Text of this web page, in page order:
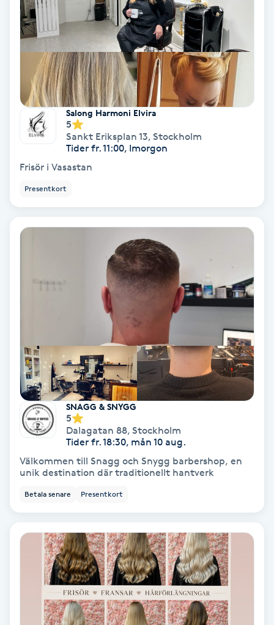
Färgning
Föning
Gel naglar
Gelenaglar
Gellack
Gravidmassage
Hatha Yoga
Headspa
Healing
Herrklippning
Hollywood Peel
Hot Stone Massage
Salong Harmoni Elvira
5
Sankt Eriksplan 13, Stockholm
Tider fr. 11:00, Imorgon
Frisör i Vasastan
Presentkort
SNAGG & SNYGG
5
Dalagatan 88, Stockholm
Tider fr. 18:30, mån 10 aug.
Välkommen till Snagg och Snygg barbershop, en
unik destination där traditionellt hantverk
Betala senare Presentkort